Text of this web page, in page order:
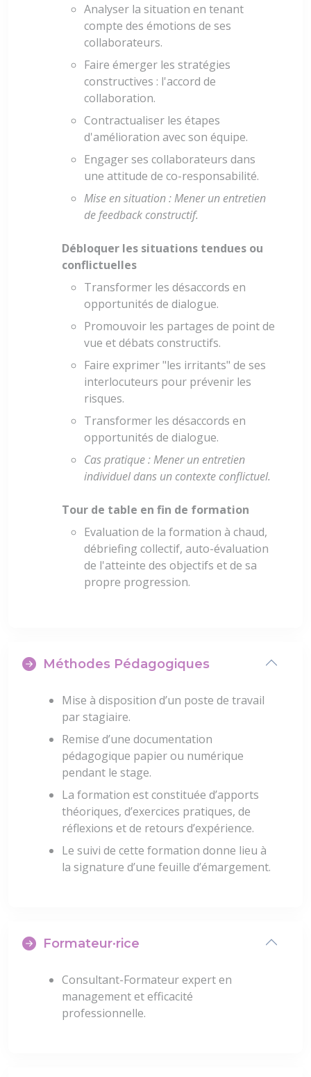
Analyser la situation en tenant
compte des émotions de ses
collaborateurs.
Faire émerger les stratégies
constructives : l'accord de
collaboration.
Contractualiser les étapes
d'amélioration avec son équipe.
Engager ses collaborateurs dans
une attitude de co-responsabilité.
Mise en situation : Mener un entretien
de feedback constructif.
Débloquer les situations tendues ou
conflictuelles
Transformer les désaccords en
opportunités de dialogue.
Promouvoir les partages de point de
vue et débats constructifs.
Faire exprimer "les irritants" de ses
interlocuteurs pour prévenir les
risques.
Transformer les désaccords en
opportunités de dialogue.
Cas pratique : Mener un entretien
individuel dans un contexte conflictuel.
Tour de table en fin de formation
Evaluation de la formation à chaud,
débriefing collectif, auto-évaluation
de l'atteinte des objectifs et de sa
propre progression.
Méthodes Pédagogiques
Mise à disposition d’un poste de travail
par stagiaire.
Remise d’une documentation
pédagogique papier ou numérique
pendant le stage.
La formation est constituée d’apports
théoriques, d’exercices pratiques, de
réflexions et de retours d’expérience.
Le suivi de cette formation donne lieu à
la signature d’une feuille d’émargement.
Formateur·rice
Consultant-Formateur expert en
management et efficacité
professionnelle.